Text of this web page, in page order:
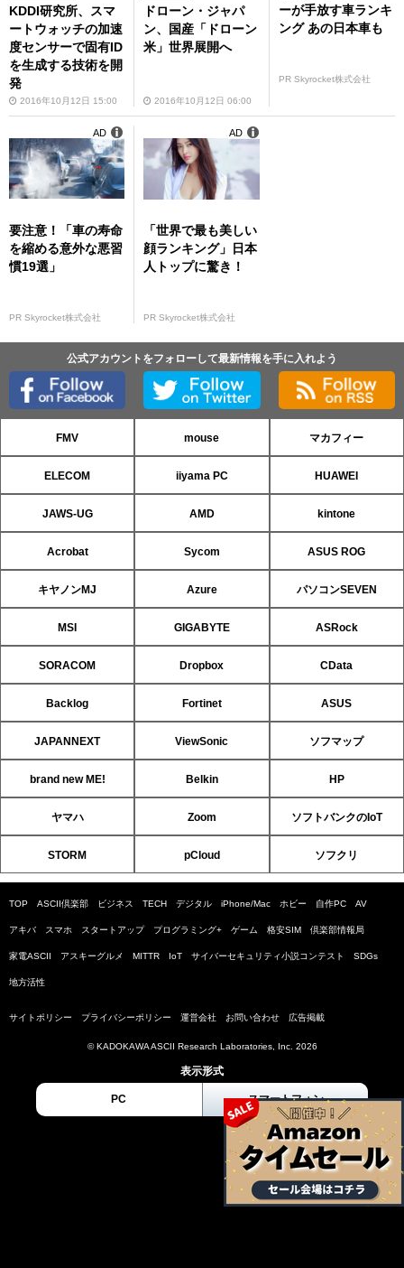
KDDI研究所、スマ
ートウォッチの加速
度センサーで固有ID
を生成する技術を開
発
2016年10月12日 15:00
ドローン・ジャパ
ン、国産「ドローン
米」世界展開へ
2016年10月12日 06:00
ーが手放す車ランキ
ング あの日本車も
PR Skyrocket株式会社
要注意！「車の寿命
を縮める意外な悪習
慣19選」
PR Skyrocket株式会社
AD
「世界で最も美しい
顔ランキング」日本
人トップに驚き！
PR Skyrocket株式会社
AD
公式アカウントをフォローして最新情報を手に入れよう
FMV mouse マカフィー
ELECOM iiyama PC HUAWEI
JAWS-UG AMD kintone
Acrobat Sycom ASUS ROG
キヤノンMJ Azure パソコンSEVEN
MSI GIGABYTE ASRock
SORACOM Dropbox CData
Backlog Fortinet ASUS
JAPANNEXT ViewSonic ソフマップ
brand new ME! Belkin HP
ヤマハ Zoom ソフトバンクのIoT
STORM pCloud ソフクリ
TOP ASCII倶楽部 ビジネス TECH デジタル iPhone/Mac ホビー 自作PC AV
アキバ スマホ スタートアップ プログラミング+ ゲーム 格安SIM 倶楽部情報局
家電ASCII アスキーグルメ MITTR IoT サイバーセキュリティ小説コンテスト SDGs
地方活性
サイトポリシー プライバシーポリシー 運営会社 お問い合わせ 広告掲載
© KADOKAWA ASCII Research Laboratories, Inc. 2026
表示形式
PC スマートフォン